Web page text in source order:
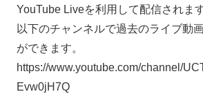
YouTube Liveを利用して配信されます
以下のチャンネルで過去のライブ動
ができます。
https://www.youtube.com/channel/
Evw0jH7Q